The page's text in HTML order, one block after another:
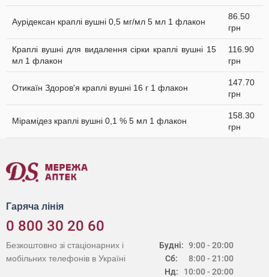
Аурiдексан краплі вушні 0,5 мг/мл 5 мл 1 флакон
86.50
грн
Краплі вушні для видалення сірки краплі вушні 15
мл 1 флакон
116.90
грн
Отикаїн Здоров'я краплі вушні 16 г 1 флакон
147.70
грн
Мірамідез краплі вушні 0,1 % 5 мл 1 флакон
158.30
грн
Гаряча лінія
0 800 30 20 60
Будні:
Сб:
Нд:
9:00 - 20:00
8:00 - 21:00
10:00 - 20:00
Безкоштовно зі стаціонарних і
мобільних телефонів в Україні